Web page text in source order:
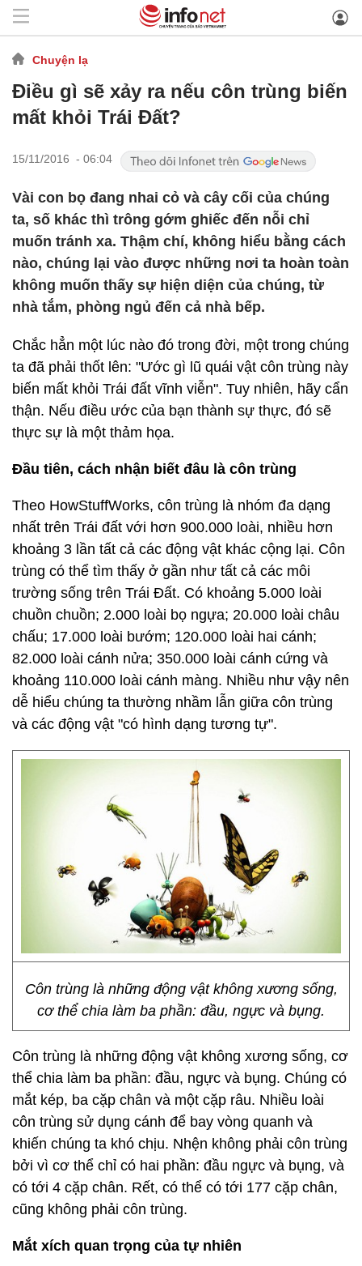
Chuyện lạ
Điều gì sẽ xảy ra nếu côn trùng biến
mất khỏi Trái Đất?
15/11/2016 - 06:04
Vài con bọ đang nhai cỏ và cây cối của chúng
ta, số khác thì trông gớm ghiếc đến nỗi chỉ
muốn tránh xa. Thậm chí, không hiểu bằng cách
nào, chúng lại vào được những nơi ta hoàn toàn
không muốn thấy sự hiện diện của chúng, từ
nhà tắm, phòng ngủ đến cả nhà bếp.
Chắc hẳn một lúc nào đó trong đời, một trong chúng
ta đã phải thốt lên: "Ước gì lũ quái vật côn trùng này
biến mất khỏi Trái đất vĩnh viễn". Tuy nhiên, hãy cẩn
thận. Nếu điều ước của bạn thành sự thực, đó sẽ
thực sự là một thảm họa.
Đầu tiên, cách nhận biết đâu là côn trùng
Theo HowStuffWorks, côn trùng là nhóm đa dạng
nhất trên Trái đất với hơn 900.000 loài, nhiều hơn
khoảng 3 lần tất cả các động vật khác cộng lại. Côn
trùng có thể tìm thấy ở gần như tất cả các môi
trường sống trên Trái Đất. Có khoảng 5.000 loài
chuồn chuồn; 2.000 loài bọ ngựa; 20.000 loài châu
chấu; 17.000 loài bướm; 120.000 loài hai cánh;
82.000 loài cánh nửa; 350.000 loài cánh cứng và
khoảng 110.000 loài cánh màng. Nhiều như vậy nên
dễ hiểu chúng ta thường nhầm lẫn giữa côn trùng
và các động vật "có hình dạng tương tự".
Côn trùng là những động vật không xương sống,
cơ thể chia làm ba phần: đầu, ngực và bụng.
Côn trùng là những động vật không xương sống, cơ
thể chia làm ba phần: đầu, ngực và bụng. Chúng có
mắt kép, ba cặp chân và một cặp râu. Nhiều loài
côn trùng sử dụng cánh để bay vòng quanh và
khiến chúng ta khó chịu. Nhện không phải côn trùng
bởi vì cơ thể chỉ có hai phần: đầu ngực và bụng, và
có tới 4 cặp chân. Rết, có thể có tới 177 cặp chân,
cũng không phải côn trùng.
Mắt xích quan trọng của tự nhiên